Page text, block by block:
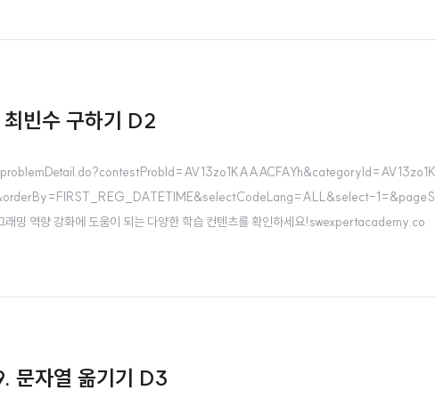
빈수 구하기 D2
1=&pageS
역량 강화에 도움이 되는 다양한 학습 컨텐츠를 확인하세요!swexpertacademy.co
자열 옮기기 D3